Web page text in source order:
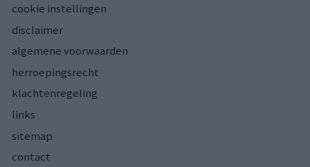
cookie instellingen
disclaimer
algemene voorwaarden
herroepingsrecht
klachtenregeling
links
sitemap
contact